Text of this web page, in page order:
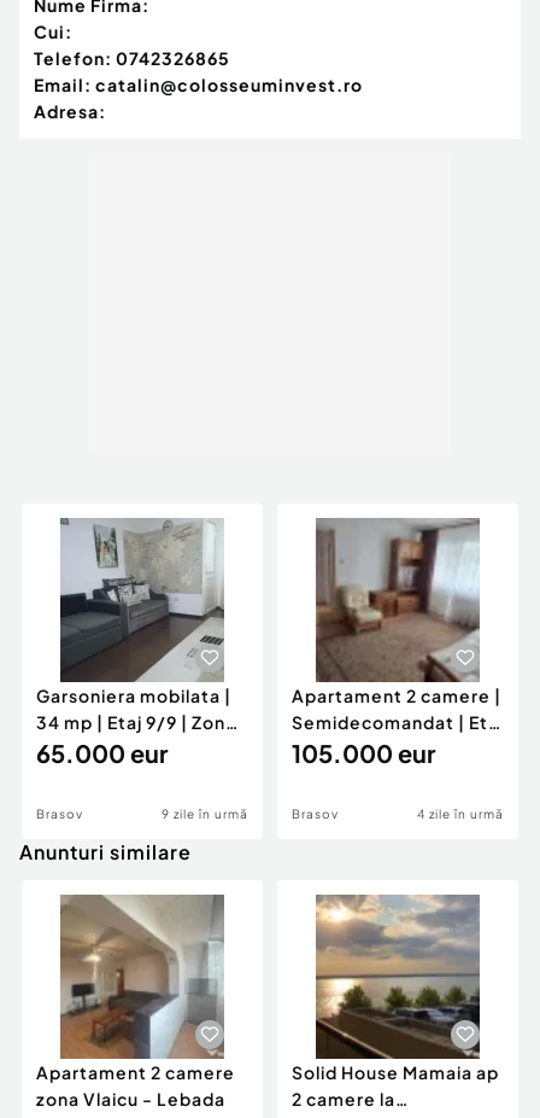
Nume Firma:
Cui:
Telefon: 0742326865
Email: catalin@colosseuminvest.ro
Adresa:
Garsoniera mobilata |
34 mp | Etaj 9/9 | Zona
Astra
65.000 eur
Brasov 9 zile în urmă
Apartament 2 camere |
Semidecomandat | Etaj
1/4 | Centrul Civic
105.000 eur
Brasov 4 zile în urmă
Anunturi similare
Apartament 2 camere
zona Vlaicu - Lebada
Solid House Mamaia ap
2 camere la